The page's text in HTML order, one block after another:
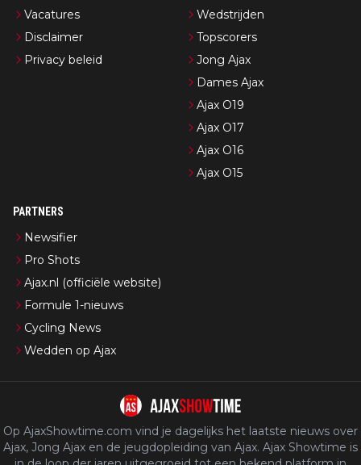
Vacatures
Disclaimer
Privacy beleid
Wedstrijden
Topscorers
Jong Ajax
Dames Ajax
Ajax O19
Ajax O17
Ajax O16
Ajax O15
PARTNERS
Newsifier
Pro Shots
Ajax.nl (officiële website)
Formule 1-nieuws
Cycling News
Wedden op Ajax
Op AjaxShowtime.com vind je dagelijks het laatste nieuws over
Ajax, Jong Ajax en de jeugdopleiding van Ajax. Ajax Showtime is